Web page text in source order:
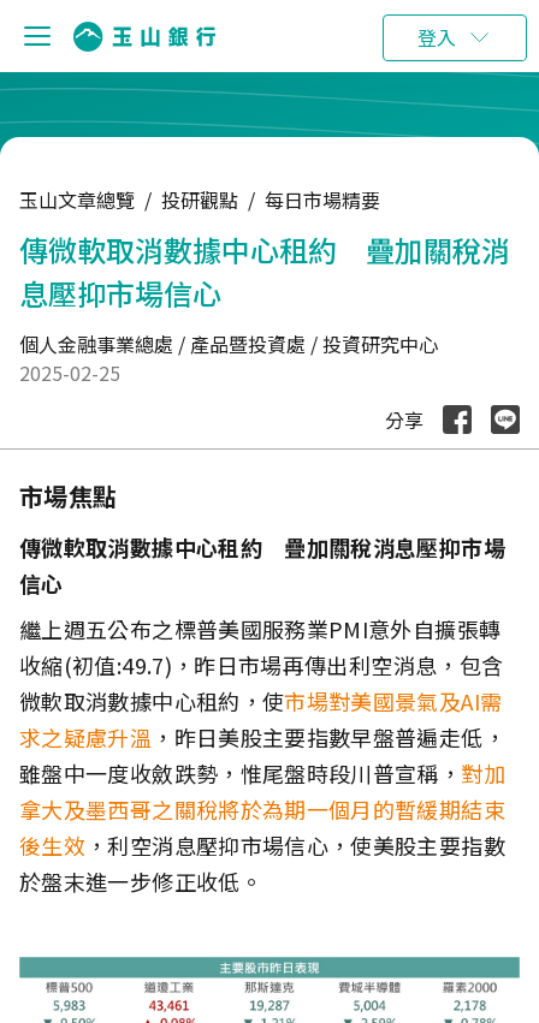
登入
玉山文章總覽 / 投研觀點 / 每日市場精要
傳微軟取消數據中心租約 疊加關稅消
息壓抑市場信心
個人金融事業總處 / 產品暨投資處 / 投資研究中心
2025-02-25
分享
市場焦點
傳微軟取消數據中心租約 疊加關稅消息壓抑市場
信心
繼上週五公布之標普美國服務業PMI意外自擴張轉
收縮(初值:49.7)，昨日市場再傳出利空消息，包含
微軟取消數據中心租約，使市場對美國景氣及AI需
求之疑慮升溫 ，昨日美股主要指數早盤普遍走低，
雖盤中一度收斂跌勢，惟尾盤時段川普宣稱， 對加
拿大及墨西哥之關稅將於為期一個月的暫緩期結束
後生效 ，利空消息壓抑市場信心，使美股主要指數
於盤末進一步修正收低。